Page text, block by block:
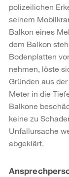
polizeilichen
seinem
Balkon eines
dem Balkon
Bodenplatten
nehmen, löste
Gründen aus
Meter in die
Balkone
keine zu
Unfallursache
abgeklärt.
Weitere